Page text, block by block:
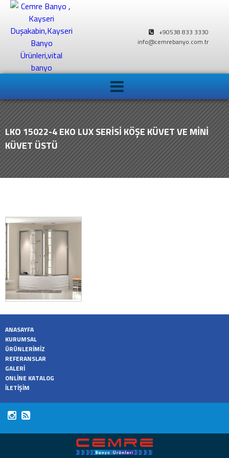
+90538 833 3330
info@cemrebanyo.com.tr
LKO 15022-4 EKO LUX SERİSİ KÖŞE KÜVET VE MİNİ
KÜVET ÜSTÜ
ANASAYFA
KURUMSAL
ÜRÜNLERİMİZ
REFERANSLAR
GALERİ
ONLİNE KATALOG
İLETİŞİM